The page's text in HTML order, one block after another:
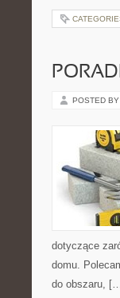
POSTED BY
dotyczące
domu.
do obszaru,